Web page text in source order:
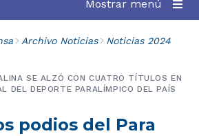
Mostrar menú
Archivo Noticias Noticias 2024
podios del Para
SE ALZÓ CON CUATRO TÍTULOS EN
DEL DEPORTE PARALÍMPICO DEL PAÍS